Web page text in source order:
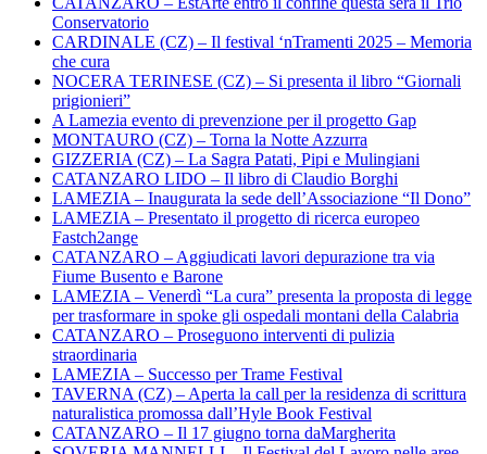
Conservatorio
CARDINALE (CZ) – Il festival ‘nTramenti 2025 – Memoria
che cura
NOCERA TERINESE (CZ) – Si presenta il libro “Giornali
prigionieri”
A Lamezia evento di prevenzione per il progetto Gap
MONTAURO (CZ) – Torna la Notte Azzurra
GIZZERIA (CZ) – La Sagra Patati, Pipi e Mulingiani
CATANZARO LIDO – Il libro di Claudio Borghi
LAMEZIA – Inaugurata la sede dell’Associazione “Il Dono”
LAMEZIA – Presentato il progetto di ricerca europeo
Fastch2ange
CATANZARO – Aggiudicati lavori depurazione tra via
Fiume Busento e Barone
LAMEZIA – Venerdì “La cura” presenta la proposta di legge
per trasformare in spoke gli ospedali montani della Calabria
CATANZARO – Proseguono interventi di pulizia
straordinaria
LAMEZIA – Successo per Trame Festival
TAVERNA (CZ) – Aperta la call per la residenza di scrittura
naturalistica promossa dall’Hyle Book Festival
CATANZARO – Il 17 giugno torna daMargherita